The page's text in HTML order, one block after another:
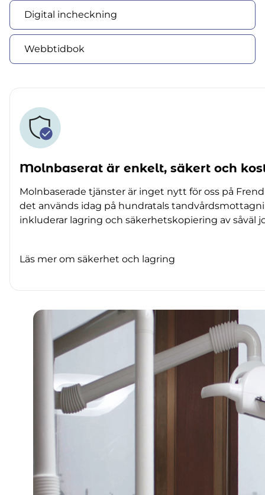
Digital incheckning
Webbtidbok
Molnbaserat är enkelt, säkert och
Molnbaserade tjänster är inget nytt för oss på
det används idag på hundratals
inkluderar lagring och säkerhetskopiering av såväl
Läs mer om säkerhet och lagring